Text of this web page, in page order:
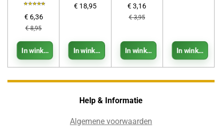
€ 6,36
€ 8,95
In winkelwagen
€ 18,95
In winkelwagen
€ 3,16
€ 3,95
In winkelwagen In
Help & Informatie
Algemene voorwaarden